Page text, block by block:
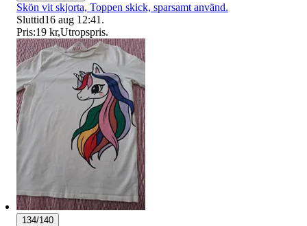
Skön vit skjorta, Toppen skick, sparsamt använd.
Sluttid16 aug 12:41 .
Pris:19 kr,Utropspris.
134/140